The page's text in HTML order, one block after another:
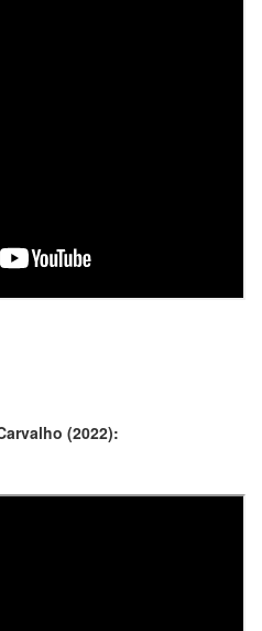
(2022):